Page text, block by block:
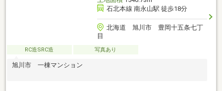
石北本線 南永山駅 徒歩18分
北海道 旭川市 豊岡十五条七丁
目
RC造SRC造 写真あり
旭川市 一棟マンション